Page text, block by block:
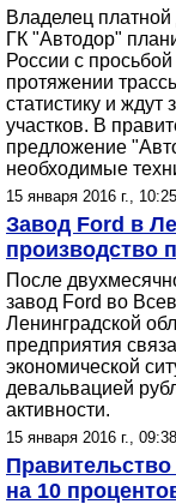
Владелец
ГК "Автодор"
России с
протяжении
статистику и ждут
участков. В
предложение
необходимые
15 января 2016 г., 10:25
Завод Ford в
производство
После
завод Ford во
Ленинградской
предприятия
экономической
девальвацией
активности.
15 января 2016 г., 09:38
на 10